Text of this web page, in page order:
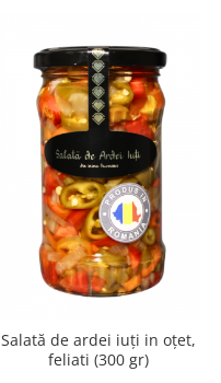
Salată de ardei iuți in oțet,
feliati (300 gr)